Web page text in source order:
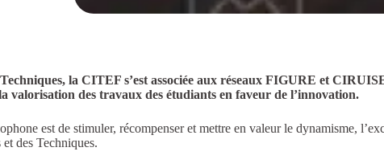
la CITEF s’est associée aux réseaux FIGURE et
valorisation des travaux des étudiants en faveur de l’innovation.
est de stimuler, récompenser et mettre en valeur le dynamisme,
des Techniques.